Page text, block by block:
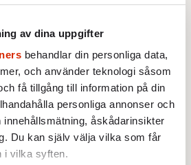
av dina uppgifter
behandlar din personliga data,
och använder teknologi såsom
få tillgång till information på din
personliga annonser och
innehållsmätning, åskådarinsikter
Du kan själv välja vilka som får
i vilka syften.